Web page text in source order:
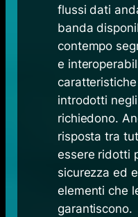
flussi dati
banda
contempo
e
introdotti
richiedono.
risposta tra
essere ridotti
sicurezza ed
elementi che
garantiscono.